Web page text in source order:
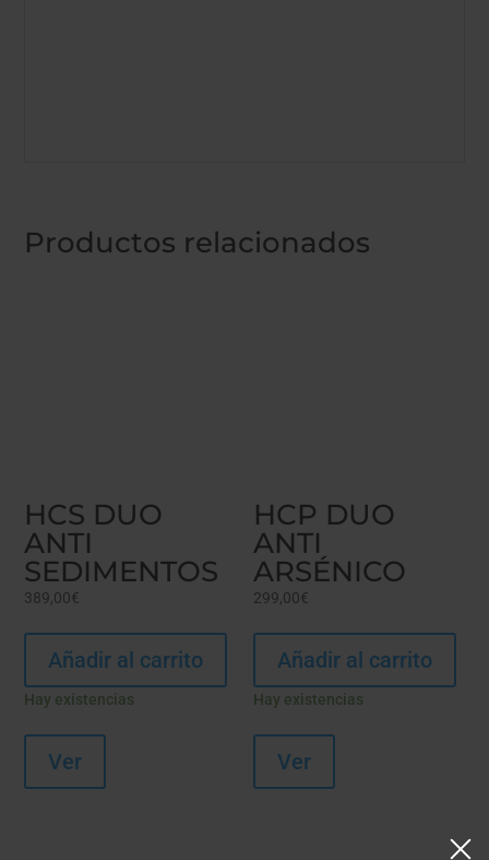
Productos relacionados
HCS DUO
ANTI
SEDIMENTOS
389,00€
Añadir al carrito
Hay existencias
Ver
HCP DUO
ANTI
ARSÉNICO
299,00€
Añadir al carrito
Hay existencias
Ver